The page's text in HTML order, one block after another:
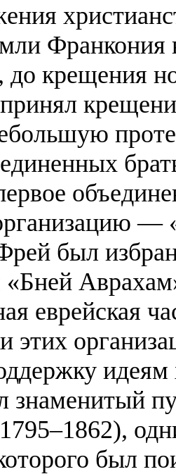
до крещения
был
«Бней
еврейская
этих
знаменитый
был